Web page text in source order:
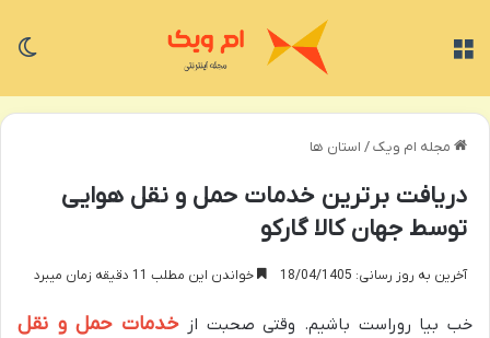
مجله ام ویک/ استان ها
دریافت برترین خدمات حمل و نقل هوایی
توسط جهان کالا گارکو
آخرین به روز رسانی: 18/04/1405 خواندن این مطلب 11 دقیقه زمان میبرد
خب بیا روراست باشیم. وقتی صحبت ازخدمات حمل و نقل